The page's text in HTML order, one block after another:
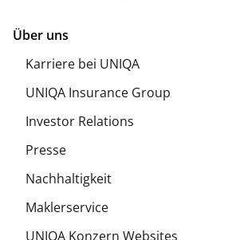
Über uns
Karriere bei UNIQA
UNIQA Insurance Group
Investor Relations
Presse
Nachhaltigkeit
Maklerservice
UNIQA Konzern Websites